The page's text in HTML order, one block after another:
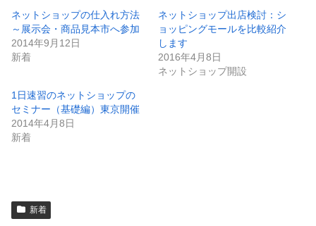
ネットショップの仕入れ方法
～展示会・商品見本市へ参加
2014年9月12日
新着
ネットショップ出店検討：シ
ョッピングモールを比較紹介
します
2016年4月8日
ネットショップ開設
1日速習のネットショップの
セミナー（基礎編）東京開催
2014年4月8日
新着
新着